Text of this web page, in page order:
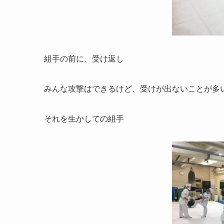
組手の前に、受け返し
みんな攻撃はできるけど、受けが出ないことが多
それを生かしての組手